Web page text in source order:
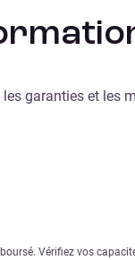
garanties et les
Vérifiez vos